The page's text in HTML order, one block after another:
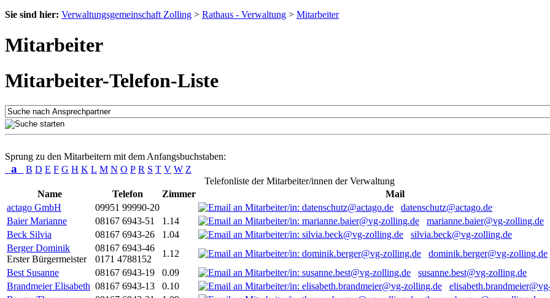
Sie sind hier: Verwaltungsgemeinschaft Zolling > Rathaus - Verwaltung > Mitarbeiter
Mitarbeiter
Mitarbeiter-Telefon-Liste
Sprung zu den Mitarbeitern mit dem Anfangsbuchstaben:
a B D E F G H K L M N O P R S T V W Z
Telefonliste der Mitarbeiter/innen der Verwaltung
Name
Telefon Zimmer
Mail
actago GmbH
09951 99990-20
datenschutz@actago.de
Baier Marianne
08167 6943-51 1.14
marianne.baier@vg-zolling.de
Beck Silvia
08167 6943-26 1.04
silvia.beck@vg-zolling.de
Berger Dominik
Erster Bürgermeister
08167 6943-46
0171 4788152
1.12
dominik.berger@vg-zolling.de
Best Susanne
08167 6943-19 0.09
susanne.best@vg-zolling.de
Brandmeier Elisabeth 08167 6943-13 0.10